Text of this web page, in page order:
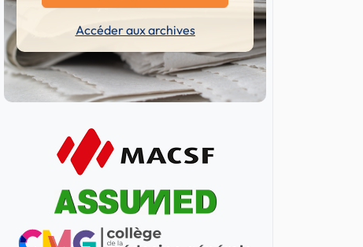
Accéder aux archives